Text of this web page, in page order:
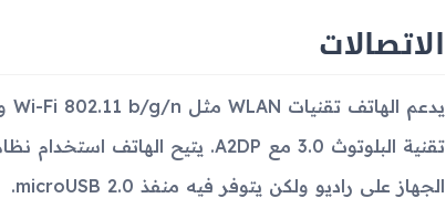
الاتصالات
الجهاز على راديو ولكن يتوفر فيه منفذ microUSB 2.0.